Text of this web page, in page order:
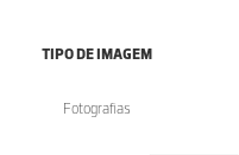
TIPO DE IMAGEM
Fotografias